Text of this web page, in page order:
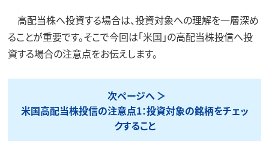
高配当株へ投資する場合は、投資対象への理解を一層深め
ることが重要です。そこで今回は「米国」の高配当株投信へ投
資する場合の注意点をお伝えします。
次ページへ
米国高配当株投信の注意点1：投資対象の銘柄をチェッ
クすること